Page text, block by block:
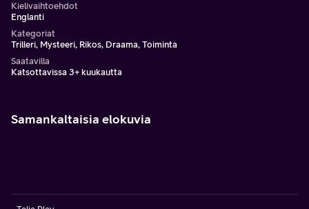
Kielivaihtoehdot
Englanti
Kategoriat
Trilleri, Mysteeri, Rikos, Draama, Toiminta
Saatavilla
Katsottavissa 3+ kuukautta
Samankaltaisia elokuvia